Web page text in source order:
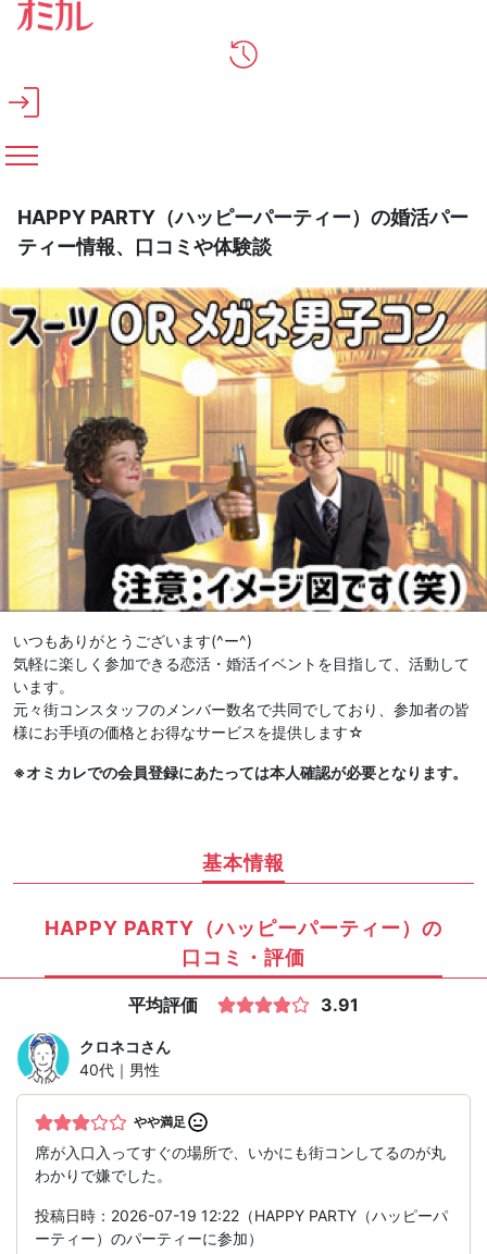
メインコンテンツへスキップ
HAPPY PARTY（ハッピーパーティー）の婚活パー
ティー情報、口コミや体験談
いつもありがとうございます(^ー^)
気軽に楽しく参加できる恋活・婚活イベントを目指して、活動して
います。
元々街コンスタッフのメンバー数名で共同でしており、参加者の皆
様にお手頃の価格とお得なサービスを提供します☆
※オミカレでの会員登録にあたっては本人確認が必要となります。
基本情報
HAPPY PARTY（ハッピーパーティー）の
口コミ・評価
平均評価 3.91
クロネコさん
40代｜男性
やや満足
席が入口入ってすぐの場所で、いかにも街コンしてるのが丸
わかりで嫌でした。
投稿日時：2026-07-19 12:22（HAPPY PARTY（ハッピーパ
ーティー）のパーティーに参加）